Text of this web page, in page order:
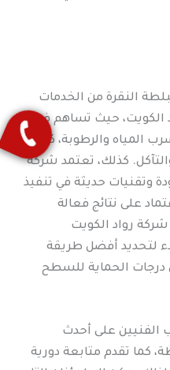
النقرة من الخدمات
الكويت، حيث تساهم في
المياه والرطوبة، كما
كذلك، تعتمد شركة
وتقنيات حديثة في تنفيذ
على نتائج فعالة
شركة رواد الكويت
لتحديد أفضل طريقة
درجات الحماية للسطح
الفنيين على أحدث
كما تقدم متابعة دورية